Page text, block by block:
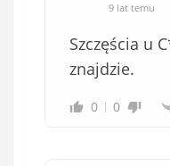
9 lat temu
Szczęścia u
znajdzie.
0 0